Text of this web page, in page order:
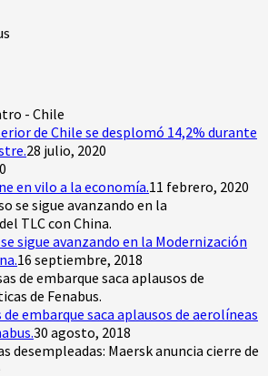
de Chile se desplomó 14,2% durante
28 julio, 2020
en vilo a la economía.11 febrero, 2020
sigue avanzando en la Modernización
16 septiembre, 2018
de embarque saca aplausos de aerolíneas
30 agosto, 2018